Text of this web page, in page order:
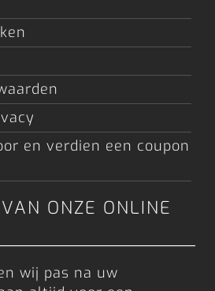
en verdien een coupon
ONZE ONLINE
wij pas na uw